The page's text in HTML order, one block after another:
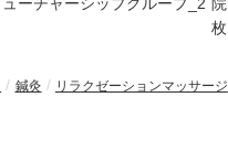
鍼灸 リラクゼーションマッサージ